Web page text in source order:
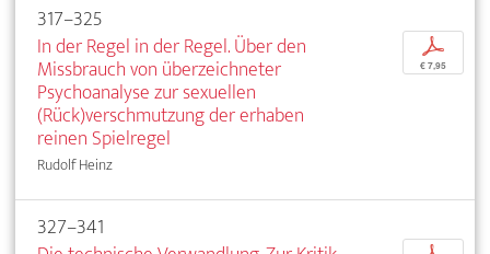
317–325
In der Regel in der Regel. Über den
Missbrauch von überzeichneter
Psychoanalyse zur sexuellen
(Rück)verschmutzung der erhaben
reinen Spielregel
Rudolf Heinz
p
€ 7,95
327–341